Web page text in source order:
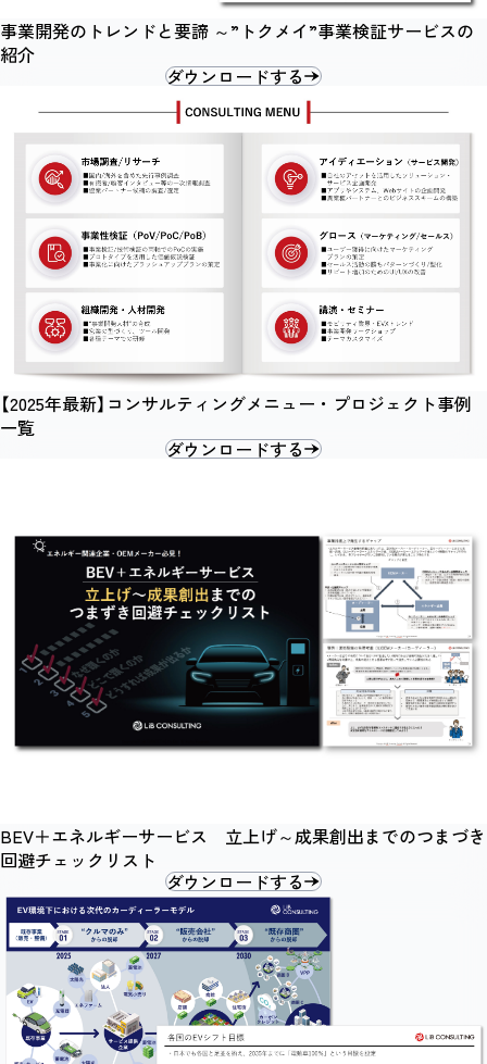
事業開発のトレンドと要諦 ～”トクメイ”事業検証サービスの
紹介
ダウンロードする
【2025年最新】コンサルティングメニュー・プロジェクト事例
一覧
ダウンロードする
BEV＋エネルギーサービス 立上げ～成果創出までのつまづき
回避チェックリスト
ダウンロードする